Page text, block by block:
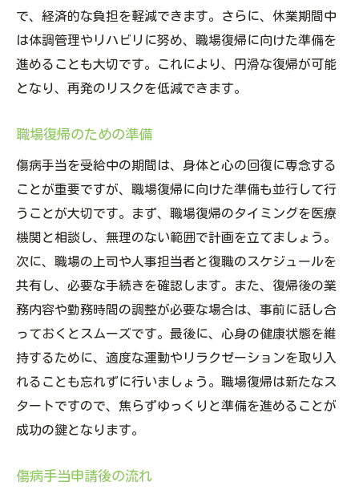
で、経済的な負担を軽減できます。さらに、休業期間中
は体調管理やリハビリに努め、職場復帰に向けた準備を
進めることも大切です。これにより、円滑な復帰が可能
となり、再発のリスクを低減できます。
職場復帰のための準備
傷病手当を受給中の期間は、身体と心の回復に専念する
ことが重要ですが、職場復帰に向けた準備も並行して行
うことが大切です。まず、職場復帰のタイミングを医療
機関と相談し、無理のない範囲で計画を立てましょう。
次に、職場の上司や人事担当者と復職のスケジュールを
共有し、必要な手続きを確認します。また、復帰後の業
務内容や勤務時間の調整が必要な場合は、事前に話し合
っておくとスムーズです。最後に、心身の健康状態を維
持するために、適度な運動やリラクゼーションを取り入
れることも忘れずに行いましょう。職場復帰は新たなス
タートですので、焦らずゆっくりと準備を進めることが
成功の鍵となります。
傷病手当申請後の流れ